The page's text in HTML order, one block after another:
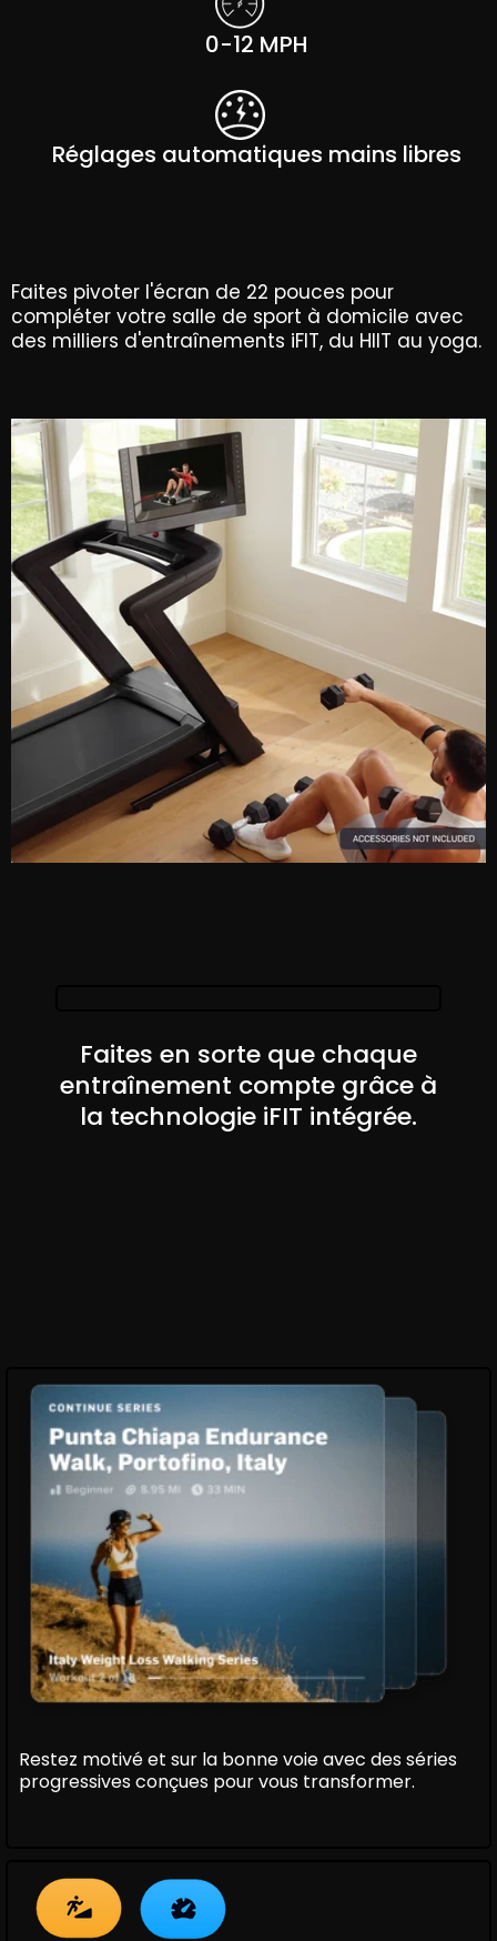
0-12 MPH
Réglages automatiques mains libres
Faites pivoter l'écran de 22 pouces pour
compléter votre salle de sport à domicile avec
des milliers d'entraînements iFIT, du HIIT au yoga.
Faites en sorte que chaque
entraînement compte grâce à
la technologie iFIT intégrée.
Restez motivé et sur la bonne voie avec des séries
progressives conçues pour vous transformer.